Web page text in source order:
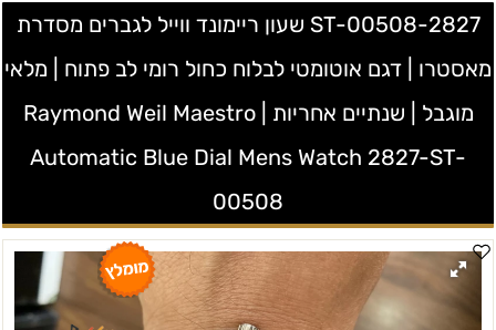
2827-ST-00508 שעון ריימונד ווייל לגברים מסדרת
מאסטרו | דגם אוטומטי לבלוח כחול רומי לב פתוח | מלאי
מוגבל | שנתיים אחריות | Raymond Weil Maestro
Automatic Blue Dial Mens Watch 2827-ST-
00508